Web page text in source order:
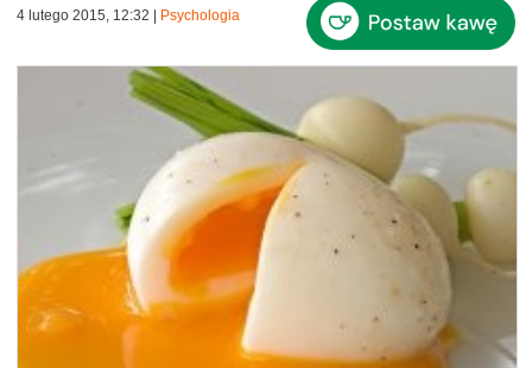
4 lutego 2015, 12:32 Psychologia